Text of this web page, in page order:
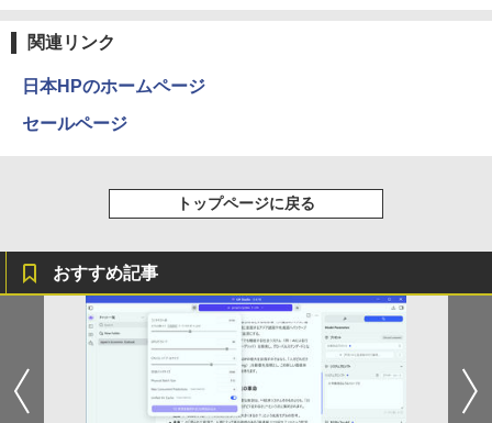
ソコン 一体型pc 23.8型 フルHD液晶一体
￥49,800
3
ャンス】GMKtec M8 ミニPC【AMD Ryz
en 5 PRO 6650H 16GB 512GB】4.5GH
z 6コア 12スレッド OCuLink Windows
11 Pro LPDDR5 6400MT/s 16T増設 3画
面2.5GbpsLAN Bluetooth5.2 WiFi HD
MI 省エネ ゲーミングpc みにpc minipc
8K コンパクト
2
2インチ pcモニター フルhd 非光沢 液晶
￥9,980
3
ンチ 144Hz 1ms IPS フルHD ノングレア
非光沢 ブルーライトカット HDMI VGA
スピーカー内蔵 ヘッドホン端子 VESA対
応 テレワーク 在宅勤務 法人向け オフィ
ス TERRA 2441W
￥9,999
3
4
第4版 [ 一般社団法人日本集中治療医学会
教育委員会 ]
￥22,000
￥14,990
【2026年アップグレード版】AOKIMI ワイヤ
レスイヤホン bluetooth イヤホン V12 小型
軽量 ブルートゥースHi-Fi 最大36時間再生 ぶ
るーとゅーす コードレス ENCノイズキャン
セリング 自動ペアリング Type-C充電 マイク
付き 防水 タッチ式音量調整 スポーツ/通勤/通
学/WEB会議(ホワイト)
￥250
￥250
On My Road (Stadium ver.)
￥250
ットル (Smart Basic)
強炭酸水 ペットボトル 500ミリリットル (Sm
art Basic)
by Amazon 天然水ラベルレス 2L×9本
￥1,117
￥832
￥594
HUNTER×HUNTER モノクロ版 39 (ジャンプ
コミックスDIGITAL)
￥572
関連リンク
日本HPのホームページ
セールページ
トップページに戻る
おすすめ記事